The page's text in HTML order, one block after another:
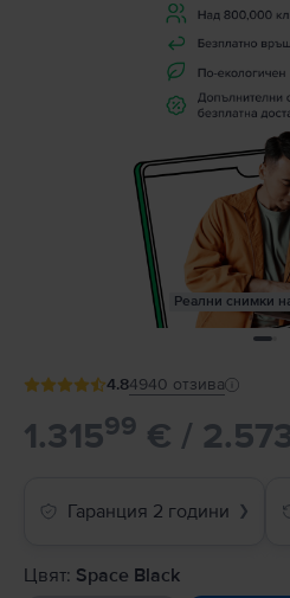
Реални снимки
4.84940 отзива
1.31599 € /
Гаранция 2 години ❯
Цвят: Space Black